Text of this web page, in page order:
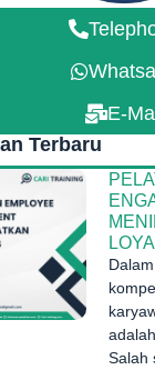
E-
Terbaru
Salah